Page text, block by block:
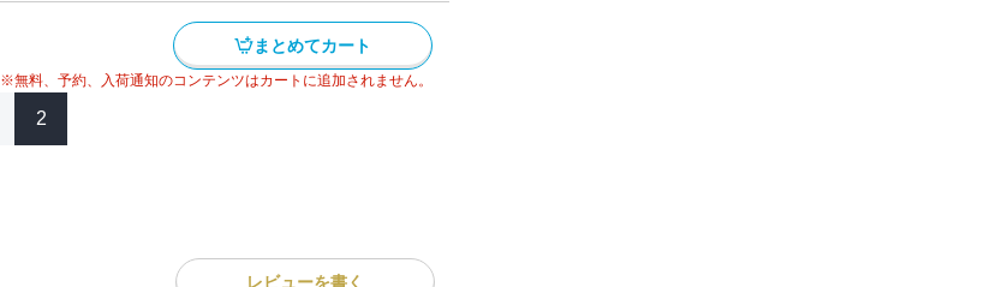
まとめてカート
※無料、予約、入荷通知のコンテンツはカートに追加されません。
2
レビューを書く